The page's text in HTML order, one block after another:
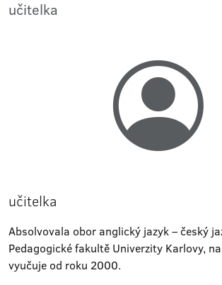
učitelka
učitelka
Absolvovala obor anglický jazyk – český
Pedagogické fakultě Univerzity Karlovy,
vyučuje od roku 2000.